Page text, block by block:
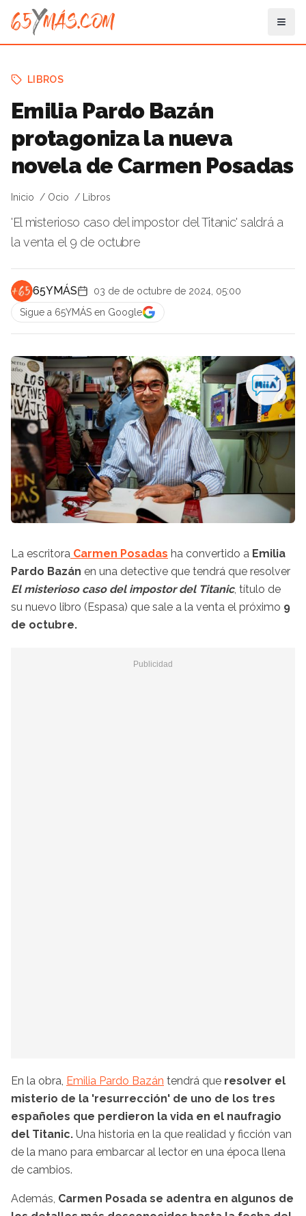
LIBROS
Emilia Pardo Bazán
protagoniza la nueva
novela de Carmen Posadas
Inicio Ocio Libros
'El misterioso caso del impostor del Titanic' saldrá a
la venta el 9 de octubre
65YMÁS
03 de de octubre de 2024, 05:00
Sigue a 65YMÁS en Google
La escritora Carmen Posadas ha convertido a Emilia
Pardo Bazán en una detective que tendrá que resolver
El misterioso caso del impostor del Titanic, título de
su nuevo libro (Espasa) que sale a la venta el próximo 9
de octubre.
En la obra, Emilia Pardo Bazán tendrá que resolver el
misterio de la 'resurrección' de uno de los tres
españoles que perdieron la vida en el naufragio
del Titanic. Una historia en la que realidad y ficción van
de la mano para embarcar al lector en una época llena
de cambios.
Además, Carmen Posada se adentra en algunos de